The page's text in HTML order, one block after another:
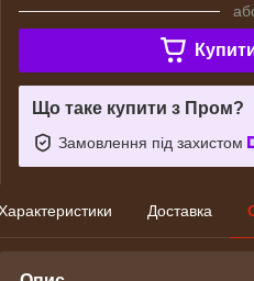
Що таке купити з Пром?
Замовлення під захистом
Доставка